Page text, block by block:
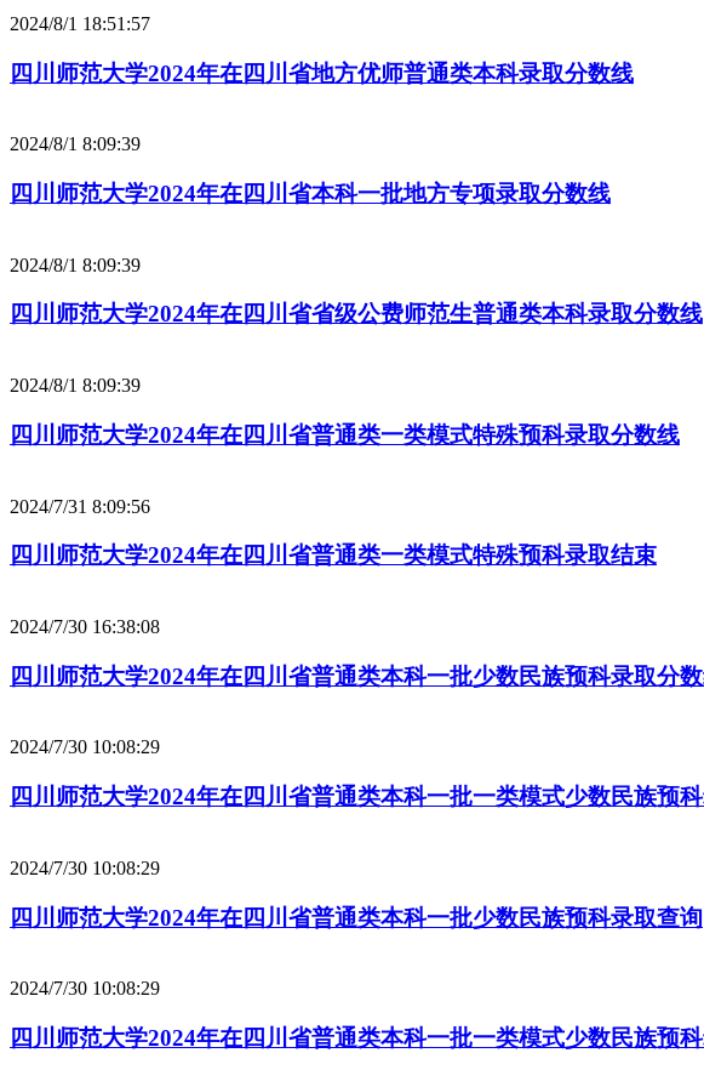
2024/8/1 18:51:57
四川师范大学2024年在四川省地方优师普通类本科录取分数线
2024/8/1 8:09:39
四川师范大学2024年在四川省本科一批地方专项录取分数线
2024/8/1 8:09:39
四川师范大学2024年在四川省省级公费师范生普通类本科录取分数线
2024/8/1 8:09:39
四川师范大学2024年在四川省普通类一类模式特殊预科录取分数线
2024/7/31 8:09:56
四川师范大学2024年在四川省普通类一类模式特殊预科录取结束
2024/7/30 16:38:08
四川师范大学2024年在四川省普通类本科一批少数民族预科录取分
2024/7/30 10:08:29
四川师范大学2024年在四川省普通类本科一批一类模式少数民族预
2024/7/30 10:08:29
四川师范大学2024年在四川省普通类本科一批少数民族预科录取查询
2024/7/30 10:08:29
四川师范大学2024年在四川省普通类本科一批一类模式少数民族预